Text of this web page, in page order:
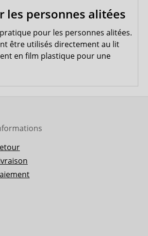
les personnes alitées
pour les personnes alitées.
être utilisés directement au lit
en film plastique pour une